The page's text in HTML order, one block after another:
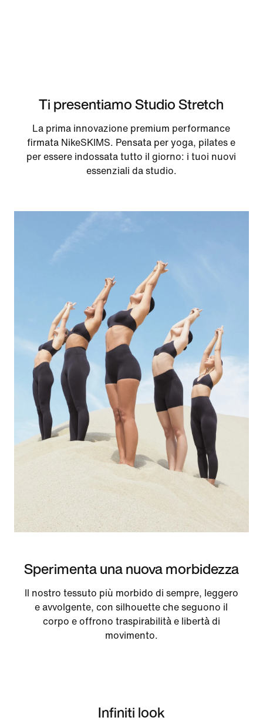
Ti presentiamo Studio Stretch
La prima innovazione premium performance
firmata NikeSKIMS. Pensata per yoga, pilates e
per essere indossata tutto il giorno: i tuoi nuovi
essenziali da studio.
Sperimenta una nuova morbidezza
Il nostro tessuto più morbido di sempre, leggero
e avvolgente, con silhouette che seguono il
corpo e offrono traspirabilità e libertà di
movimento.
Infiniti look